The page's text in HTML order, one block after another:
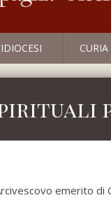
CURIA
emerito